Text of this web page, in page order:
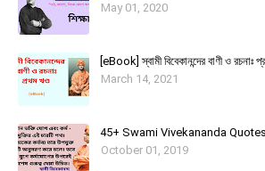
May 01, 2020
[eBook] স্বামী বিবেকানন্দের বাণী ও রচনাঃ
March 14, 2021
45+ Swami Vivekananda Quotes
October 01, 2019